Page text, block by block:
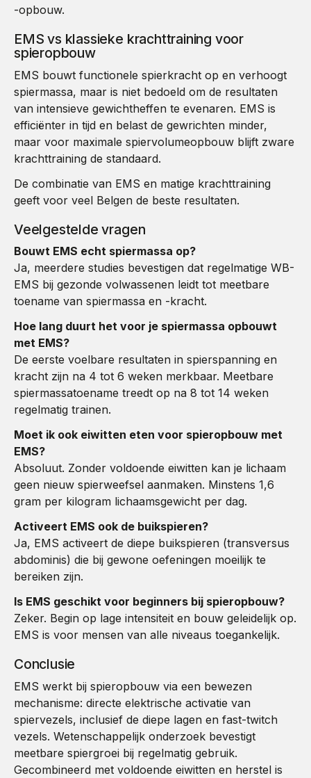
-opbouw.
EMS vs klassieke krachttraining voor
spieropbouw
EMS bouwt functionele spierkracht op en verhoogt
spiermassa, maar is niet bedoeld om de resultaten
van intensieve gewichtheffen te evenaren. EMS is
efficiënter in tijd en belast de gewrichten minder,
maar voor maximale spiervolumeopbouw blijft zware
krachttraining de standaard.
De combinatie van EMS en matige krachttraining
geeft voor veel Belgen de beste resultaten.
Veelgestelde vragen
Bouwt EMS echt spiermassa op?
Ja, meerdere studies bevestigen dat regelmatige WB-
EMS bij gezonde volwassenen leidt tot meetbare
toename van spiermassa en -kracht.
Hoe lang duurt het voor je spiermassa opbouwt
met EMS?
De eerste voelbare resultaten in spierspanning en
kracht zijn na 4 tot 6 weken merkbaar. Meetbare
spiermassatoename treedt op na 8 tot 14 weken
regelmatig trainen.
Moet ik ook eiwitten eten voor spieropbouw met
EMS?
Absoluut. Zonder voldoende eiwitten kan je lichaam
geen nieuw spierweefsel aanmaken. Minstens 1,6
gram per kilogram lichaamsgewicht per dag.
Activeert EMS ook de buikspieren?
Ja, EMS activeert de diepe buikspieren (transversus
abdominis) die bij gewone oefeningen moeilijk te
bereiken zijn.
Is EMS geschikt voor beginners bij spieropbouw?
Zeker. Begin op lage intensiteit en bouw geleidelijk op.
EMS is voor mensen van alle niveaus toegankelijk.
Conclusie
EMS werkt bij spieropbouw via een bewezen
mechanisme: directe elektrische activatie van
spiervezels, inclusief de diepe lagen en fast-twitch
vezels. Wetenschappelijk onderzoek bevestigt
meetbare spiergroei bij regelmatig gebruik.
Gecombineerd met voldoende eiwitten en herstel is